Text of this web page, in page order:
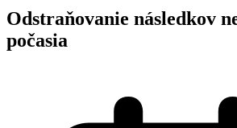
Odstraňovanie následkov
počasia